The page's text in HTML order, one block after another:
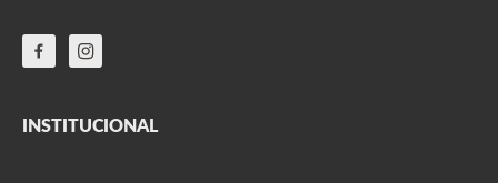
INSTITUCIONAL